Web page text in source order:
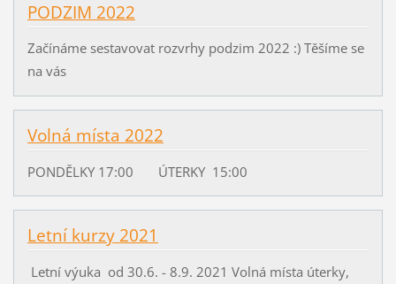
PODZIM 2022
Začínáme sestavovat rozvrhy podzim 2022 :) Těšíme se
na vás
Volná místa 2022
PONDĚLKY 17:00 ÚTERKY 15:00
Letní kurzy 2021
Letní výuka od 30.6. - 8.9. 2021 Volná místa úterky,